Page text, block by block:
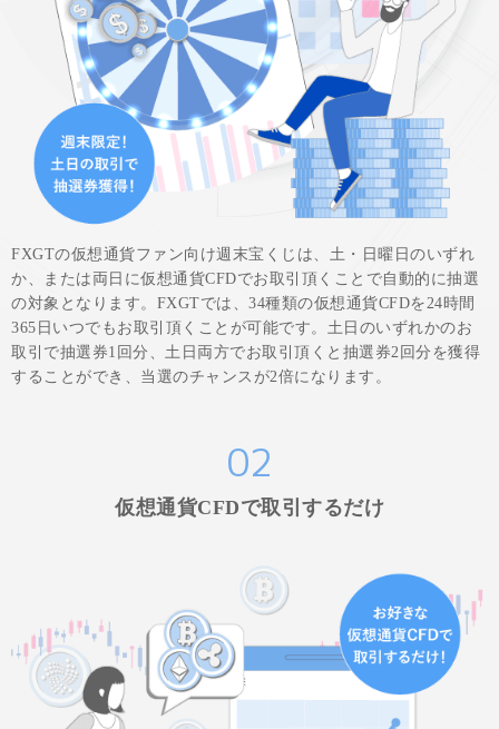
FXGTの仮想通貨ファン向け週末宝くじは、土・日曜日のいずれ
か、または両日に仮想通貨CFDでお取引頂くことで自動的に抽選
の対象となります。FXGTでは、34種類の仮想通貨CFDを24時間
365日いつでもお取引頂くことが可能です。土日のいずれかのお
取引で抽選券1回分、土日両方でお取引頂くと抽選券2回分を獲得
することができ、当選のチャンスが2倍になります。
02
仮想通貨CFDで取引するだけ